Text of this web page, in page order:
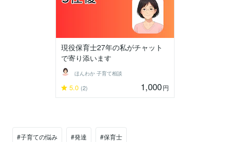
現役保育士27年の私がチャット
で寄り添います
ほんわか 子育て相談
5.0 (2) 1,000円
#子育ての悩み #発達 #保育士